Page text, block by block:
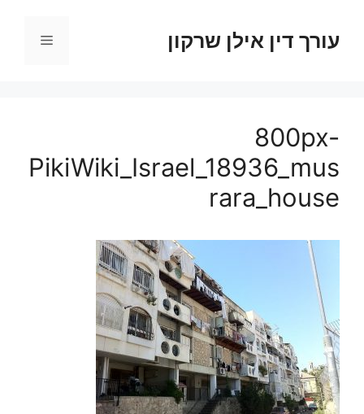
עורך דין אילן שרקון תפריט
800px-
PikiWiki_Israel_18936_mus
rara_house